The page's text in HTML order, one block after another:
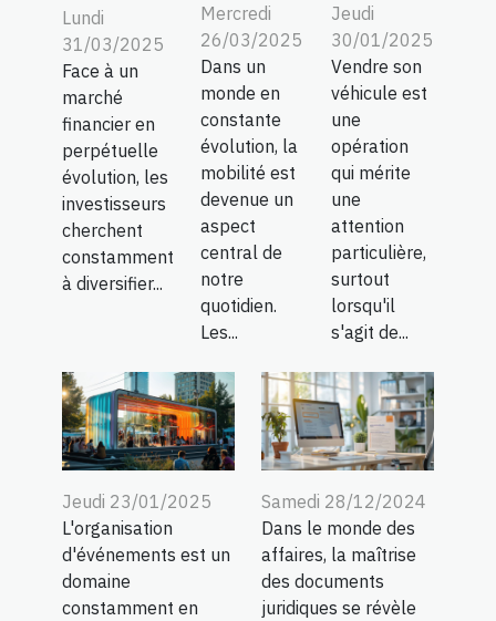
Lundi
31/03/2025
Face à un
marché
financier en
perpétuelle
évolution, les
investisseurs
cherchent
constamment
à diversifier...
Mercredi
26/03/2025
Dans un
monde en
constante
évolution, la
mobilité est
devenue un
aspect
central de
notre
quotidien.
Les...
Jeudi
30/01/2025
Vendre son
véhicule est
une
opération
qui mérite
une
attention
particulière,
surtout
lorsqu'il
s'agit de...
Jeudi 23/01/2025
L'organisation
d'événements est un
domaine
constamment en
Samedi 28/12/2024
Dans le monde des
affaires, la maîtrise
des documents
juridiques se révèle